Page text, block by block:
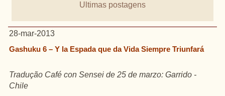
Ultimas postagens
28-mar-2013
Gashuku 6 – Y la Espada que da Vida Siempre Triunfará
Tradução Café con Sensei de 25 de marzo: Garrido -
Chile